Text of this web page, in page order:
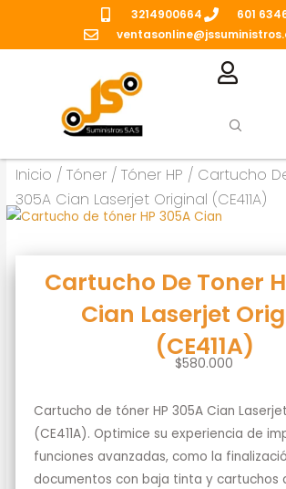
3214900664
601
Inicio /Tóner /Tóner HP / Cartucho
305A Cian Laserjet Original (CE411A)
Cartucho De Toner
Cian Laserjet
(CE411A)
$580.000
Cartucho de tóner HP 305A Cian
(CE411A). Optimice su experiencia de
funciones avanzadas, como la
documentos con baja tinta y cartuchos